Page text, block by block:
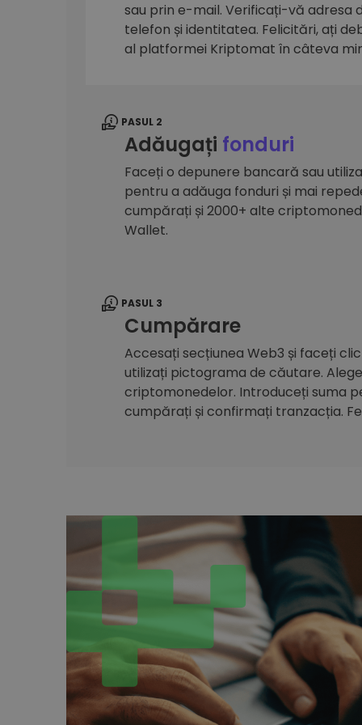
Explorator de investiții
Găsește-ți strategia cripto
sau prin e-mail. Verificați-vă adresa
telefon și identitatea. Felicitări, ați
al platformei Kriptomat în câteva
PASUL 2
Adăugați fonduri
Faceți o depunere bancară sau
pentru a adăuga fonduri și mai
cumpărați și 2000+ alte
Wallet.
PASUL 3
Cumpărare
Accesați secțiunea Web3 și faceți
utilizați pictograma de căutare.
criptomonedelor. Introduceți suma
cumpărați și confirmați tranzacția.